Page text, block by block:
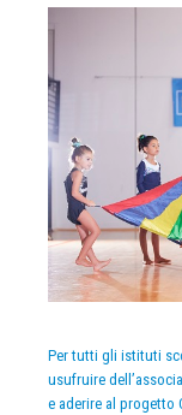
Per tutti gli istituti
usufruire
e aderire al progetto